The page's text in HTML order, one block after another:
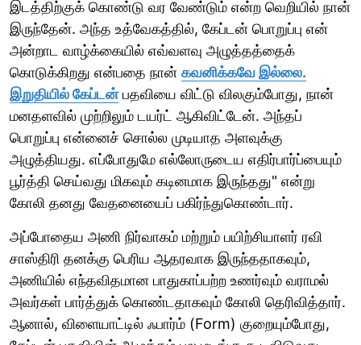
இடத்திற்குக் கொண்டு வர வேண்டும் என்ற வெறியில் நான்
இருந்தேன். அந்த உத்வேகத்தில், கேப்டன் பொறுப்பு என்
அன்றாட வாழ்க்கையில் எவ்வளவு அழுத்தத்தைக்
கொடுக்கிறது என்பதை நான் கவனிக்கவே இல்லை.
இறுதியில் கேப்டன்பதவியை விட்டு விலகும்போது, நான்
மனதளவில் முற்றிலும் டயர்ட் ஆகிவிட்டேன். அந்தப்
பொறுப்பு என்னைச் சொல்ல முடியாத அளவுக்கு
அழுத்தியது. எப்போதுமே எல்லோருடைய எதிர்பார்ப்பையும்
பூர்த்தி செய்வது மிகவும் கடினமாக இருந்தது" என்று
கோலி தனது வேதனையைப் பகிர்ந்துகொண்டார்.
அப்போதைய அணி நிர்வாகம் மற்றும் பயிற்சியாளர் ரவி
சாஸ்திரி தனக்கு பெரிய ஆதரவாக இருந்ததாகவும்,
அணியில் எந்தவிதமான பாதுகாப்பற்ற உணர்வும் வராமல்
அவர்கள் பார்த்துக் கொண்டதாகவும் கோலி தெரிவித்தார்.
ஆனால், விளையாட்டில் ஃபார்ம் (Form) குறையும்போது,